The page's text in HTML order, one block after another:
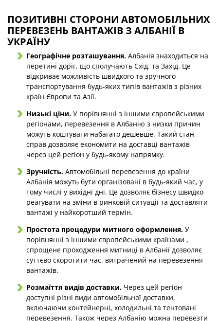
ПОЗИТИВНІ СТОРОНИ АВТОМОБІЛЬНИХ
ПЕРЕВЕЗЕНЬ ВАНТАЖІВ З АЛБАНІЇ В
УКРАЇНУ
Географічне розташування.Албанія знаходиться на
перетині доріг, що сполучають Схід. та Захід. Це
відкриває можливість швидкого та зручного
транспортування будь-яких типів вантажів з різних
країн Європи та Азії.
Низькі ціни.У порівнянні з іншими європейськими
регіонами, перевезення в Албанію з низки причин
можуть коштувати набагато дешевше. Такий стан
справ дозволяє економити на доставці вантажів
через цей регіон у будь-якому напрямку.
Зручність.Автомобільні перевезення до країни
Албанія можуть бути організовані в будь-який час, у
тому числі у вихідні дні. Це дозволяє бізнесу швидко
реагувати на зміни в ринковій ситуації та доставляти
вантажі у найкоротший термін.
Простота процедури митного оформлення.У
порівнянні з іншими європейськими країнами ,
спрощене проходження митниці в Албанії дозволяє
суттєво скоротити час, витрачений на перевезення
вантажів.
Розмаїття видів доставки.Через цей регіон
доступні різні види автомобільної доставки,
включаючи контейнерні, холодильні та тентовані
перевезення. Також через Албанію можна перевезти